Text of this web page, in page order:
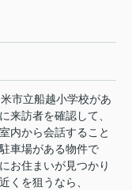
市立船越小学校があ
来訪者を確認して、
内から会話すること
車場がある物件で
お住まいが見つかり
くを狙うなら、